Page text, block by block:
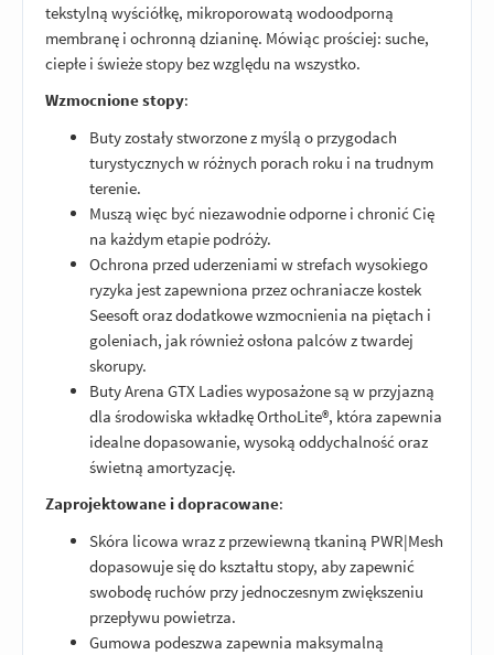
tekstylną wyściółkę, mikroporowatą wodoodporną
membranę i ochronną dzianinę. Mówiąc prościej: suche,
ciepłe i świeże stopy bez względu na wszystko.
Wzmocnione stopy:
Buty zostały stworzone z myślą o przygodach
turystycznych w różnych porach roku i na trudnym
terenie.
Muszą więc być niezawodnie odporne i chronić Cię
na każdym etapie podróży.
Ochrona przed uderzeniami w strefach wysokiego
ryzyka jest zapewniona przez ochraniacze kostek
Seesoft oraz dodatkowe wzmocnienia na piętach i
goleniach, jak również osłona palców z twardej
skorupy.
Buty Arena GTX Ladies wyposażone są w przyjazną
dla środowiska wkładkę OrthoLite®, która zapewnia
idealne dopasowanie, wysoką oddychalność oraz
świetną amortyzację.
Zaprojektowane i dopracowane:
Skóra licowa wraz z przewiewną tkaniną PWR|Mesh
dopasowuje się do kształtu stopy, aby zapewnić
swobodę ruchów przy jednoczesnym zwiększeniu
przepływu powietrza.
Gumowa podeszwa zapewnia maksymalną